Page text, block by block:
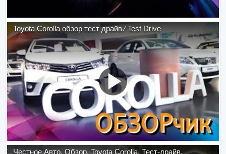
Toyota Corolla обзор тест драйв ⁄ Test Drive
Честное Авто. Обзор. Toyota Corolla. Тест-драйв.